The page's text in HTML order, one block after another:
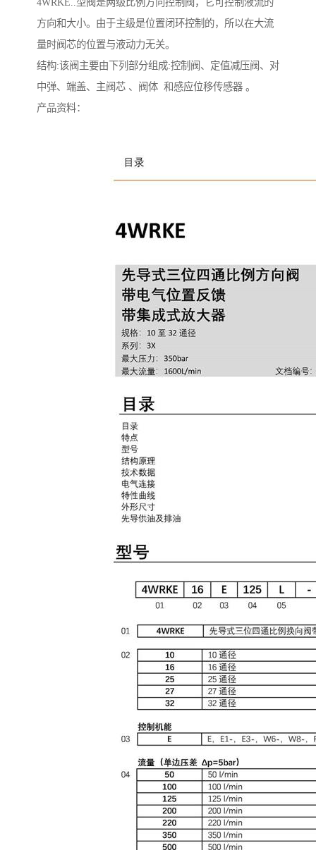
4WRKE..型阀是两级比例方向控制阀，它可控制液流的
方向和大小。由于主级是位置闭环控制的，所以在大流
量时阀芯的位置与液动力无关。
结构:该阀主要由下列部分组成:控制阀、定值减压阀、对
中弹、端盖、主阀芯 、阀体 和感应位移传感器 。
产品资料：